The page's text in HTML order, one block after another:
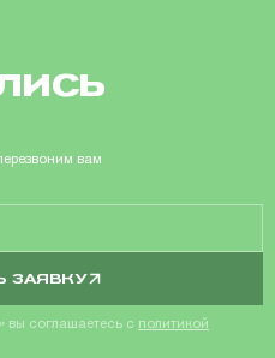
вам
ЗАЯВКУ
вы соглашаетесь с политикой